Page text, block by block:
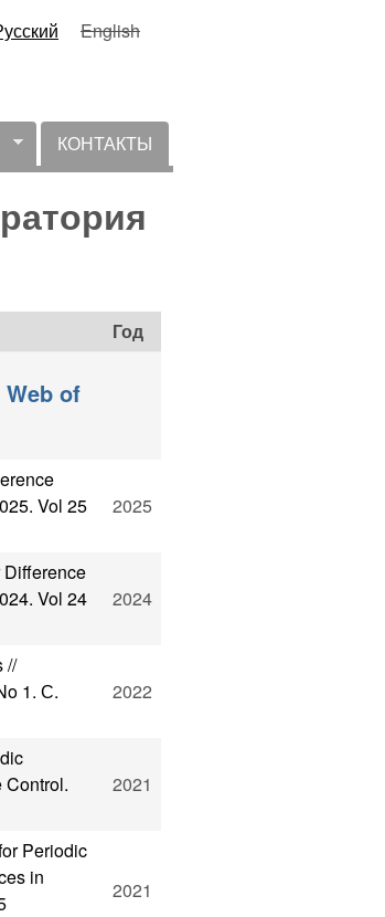
English
КОНТАКТЫ
Год
Web of
Vol 25
2025
Vol 24
2024
//
1. С.
2022
Control.
2021
Periodic
in
2021